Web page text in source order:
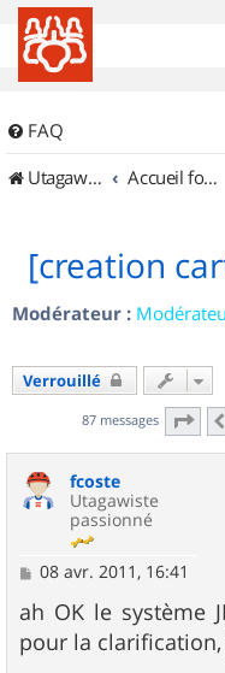
FAQ
UtagawaVTT (Randos VTT et VTTAE avec traces GPS)
Accueil forum
[creation
Modérateur :
Verrouillé
87 messages Page
fcoste
Utagawiste
passionné
M
s
s
a
08 avr. 2011, 16:41
ah OK le système
pour la clarification,